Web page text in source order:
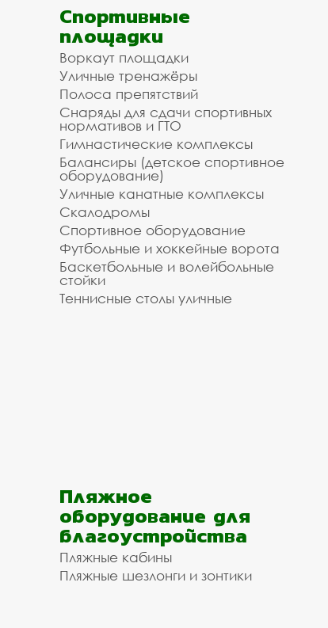
Спортивные
площадки
Воркаут площадки
Уличные тренажёры
Полоса препятствий
Снаряды для сдачи спортивных
нормативов и ГТО
Гимнастические комплексы
Балансиры (детское спортивное
оборудование)
Уличные канатные комплексы
Скалодромы
Спортивное оборудование
Футбольные и хоккейные ворота
Баскетбольные и волейбольные
стойки
Теннисные столы уличные
Пляжное
оборудование для
благоустройства
Пляжные кабины
Пляжные шезлонги и зонтики